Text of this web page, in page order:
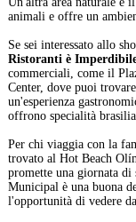
animali e offre un
Se sei interessato allo
Ristoranti è
commerciali, come il
Center, dove puoi
un'esperienza
offrono specialità
Per chi viaggia con la
trovato al Hot Beach
promette una giornata
Municipal è una buona
l'opportunità di vedere